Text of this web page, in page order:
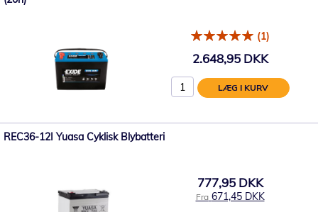
(1)
2.648,95 DKK
LÆG I KURV
REC36-12I Yuasa Cyklisk Blybatteri
777,95 DKK
Fra 671,45 DKK